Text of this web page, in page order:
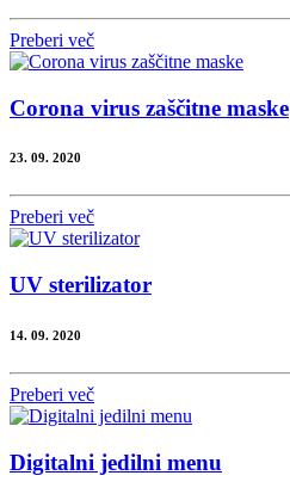
Preberi več
Corona virus zaščitne maske
23. 09. 2020
Preberi več
UV sterilizator
14. 09. 2020
Preberi več
Digitalni jedilni menu